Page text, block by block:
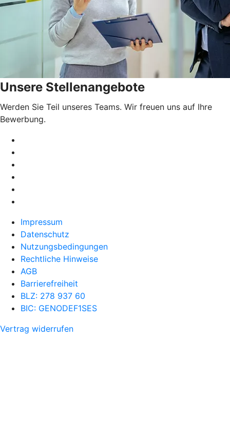
Unsere Stellenangebote
Werden Sie Teil unseres Teams. Wir freuen uns auf Ihre
Bewerbung.
Impressum
Datenschutz
Nutzungsbedingungen
Rechtliche Hinweise
AGB
Barrierefreiheit
BLZ: 278 937 60
BIC: GENODEF1SES
Vertrag widerrufen